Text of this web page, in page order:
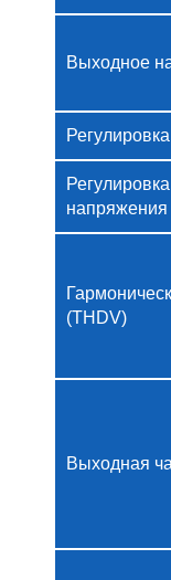
Выходное
напряжения
(THDV)
Выходная